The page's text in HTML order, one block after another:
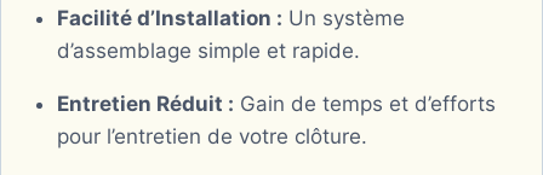
Facilité d’Installation : Un système
d’assemblage simple et rapide.
Entretien Réduit : Gain de temps et d’efforts
pour l’entretien de votre clôture.